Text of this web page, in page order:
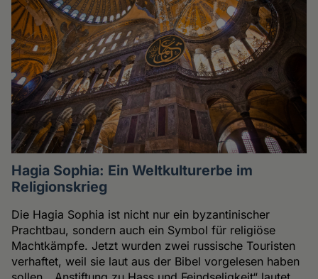
Hagia Sophia: Ein Weltkulturerbe im
Religionskrieg
Die Hagia Sophia ist nicht nur ein byzantinischer
Prachtbau, sondern auch ein Symbol für religiöse
Machtkämpfe. Jetzt wurden zwei russische Touristen
verhaftet, weil sie laut aus der Bibel vorgelesen haben